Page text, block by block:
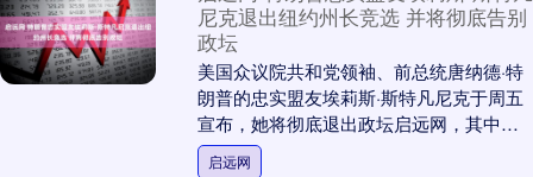
尼克退出纽约州长竞选 并将彻底告别
政坛
美国众议院共和党领袖、前总统唐纳德·特
朗普的忠实盟友埃莉斯·斯特凡尼克于周五
宣布，她将彻底退出政坛启远网，其中包
括暂停近期启动的纽约州州长竞选，以便
启远网